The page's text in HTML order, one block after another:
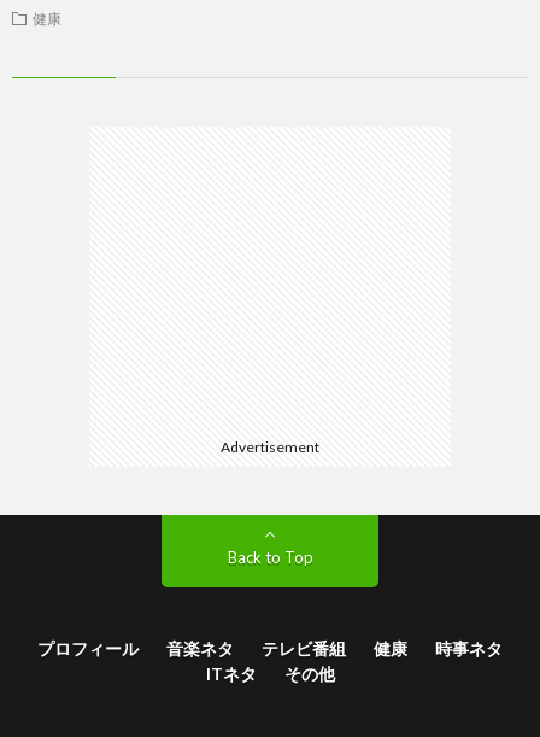
健康
Advertisement
Back to Top
プロフィール 音楽ネタ テレビ番組 健康
時事ネタ
ITネタ
その他